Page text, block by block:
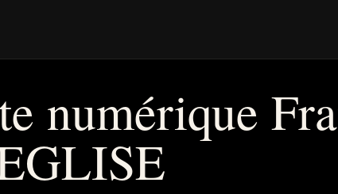
numérique